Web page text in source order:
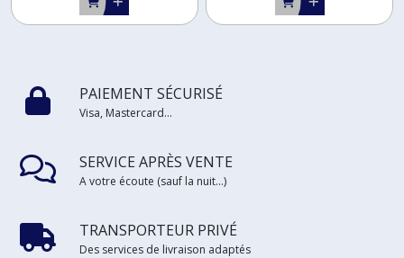
PAIEMENT SÉCURISÉ
Visa, Mastercard...
SERVICE APRÈS VENTE
A votre écoute (sauf la nuit...)
TRANSPORTEUR PRIVÉ
Des services de livraison adaptés